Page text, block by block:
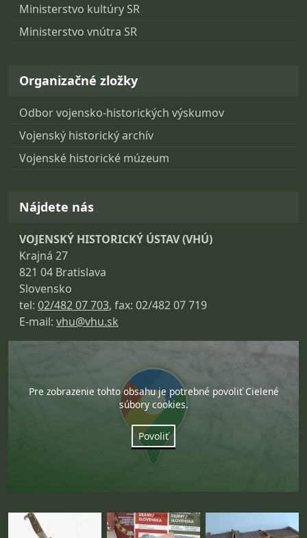
Ministerstvo kultúry SR
Ministerstvo vnútra SR
Organizačné zložky
Odbor vojensko-historických výskumov
Vojenský historický archív
Vojenské historické múzeum
Nájdete nás
VOJENSKÝ HISTORICKÝ ÚSTAV (VHÚ)
Krajná 27
821 04 Bratislava
Slovensko
tel: 02/482 07 703, fax: 02/482 07 719
E-mail: vhu@vhu.sk
Pre zobrazenie tohto obsahu je potrebné povoliť Cielené
súbory cookies.
Povoliť
Fotogaléria